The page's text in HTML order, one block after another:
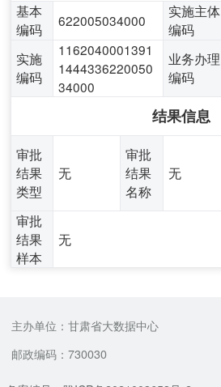
基本
编码
622005034000
实施主体
编码
实施
编码
1162040001391
1444336220050
34000
业务办理
编码
结果信息
审批
结果
类型
无
审批
结果
名称
无
审批
结果
样本
无
主办单位：甘肃省大数据中心
邮政编码：730030